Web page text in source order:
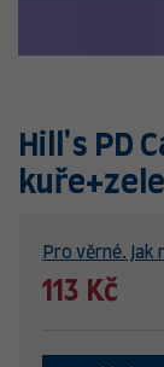
Hill's PD
Pro věrné. Jak
113 Kč